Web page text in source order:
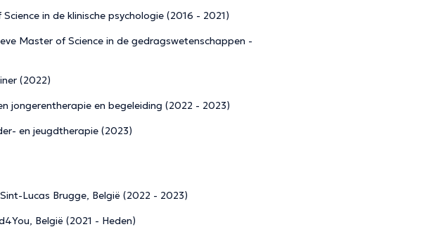
in de klinische psychologie (2016 - 2021)
Master of Science in de gedragswetenschappen -
(2022)
jongerentherapie en begeleiding (2022 - 2023)
en jeugdtherapie (2023)
Lucas Brugge, België (2022 - 2023)
België (2021 - Heden)